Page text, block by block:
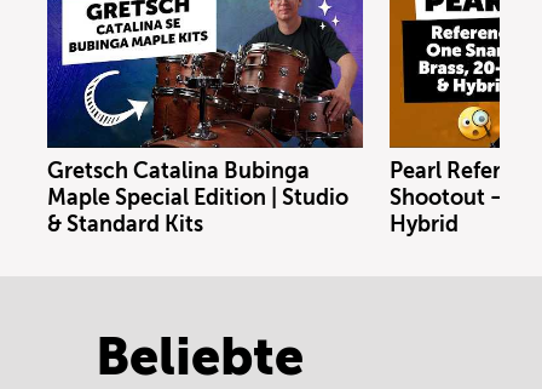
Gretsch Catalina Bubinga
Maple Special Edition | Studio
& Standard Kits
Pearl
Shootout –
Hybrid
Beliebte